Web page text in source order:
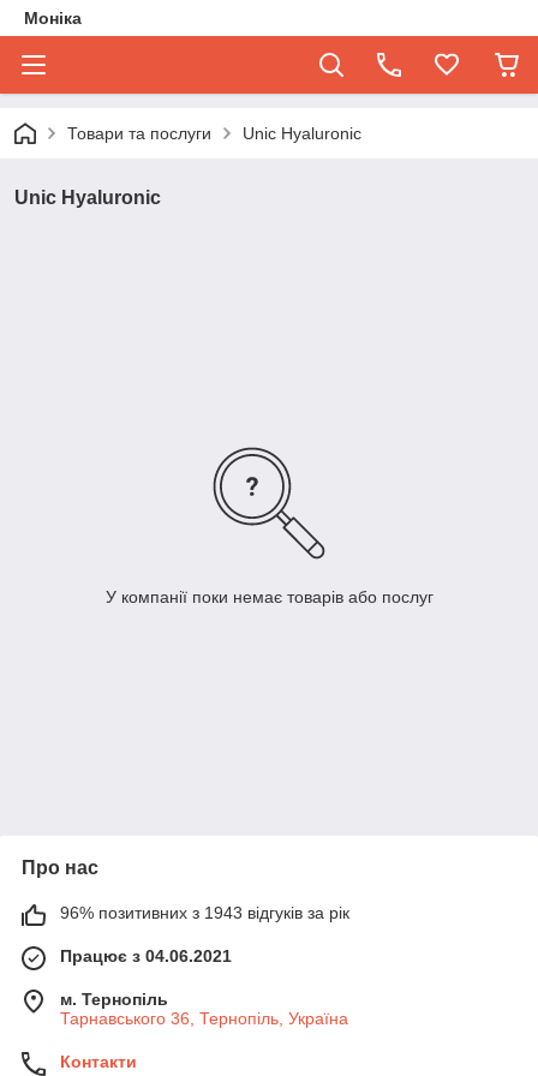
Моніка
Товари та послуги Unic Hyaluronic
Unic Hyaluronic
У компанії поки немає товарів або послуг
Про нас
96% позитивних з 1943 відгуків за рік
Працює з 04.06.2021
м. Тернопіль
Тарнавського 36, Тернопіль, Україна
Контакти